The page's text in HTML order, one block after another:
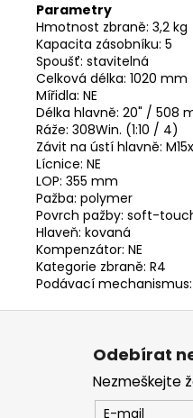
Parametry
Hmotnost zbraně: 3,2 kg
Kapacita zásobníku: 5
Spoušť: stavitelná
Celková délka: 1020 mm
Mířidla: NE
Délka hlavně: 20" / 508
Ráže: 308Win. (1:10 / 4)
Závit na ústí hlavně:
Lícnice: NE
LOP: 355 mm
Pažba: polymer
Povrch pažby: soft-
Hlaveň: kovaná
Kompenzátor: NE
Kategorie zbraně: R4
Podávací mechanismus:
Z
Odebírat
Nezmeškejte
E-mail